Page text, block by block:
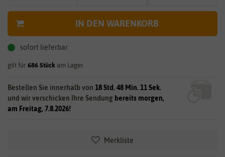
IN DEN WARENKORB
sofort lieferbar
gilt für 686 Stück am Lager.
Bestellen Sie innerhalb von 18 Std. 48 Min. 11 Sek.
und wir verschicken Ihre Sendung bereits morgen,
am Freitag, 7.8.2026!
Merkliste